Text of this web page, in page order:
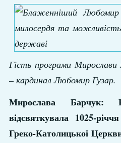
Гість програми
– кардинал Любомир Гузар.
Мирослава Барчук:
відсвяткувала 1025-
Греко-Католицької